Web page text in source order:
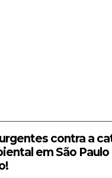
contra a
em São Paulo